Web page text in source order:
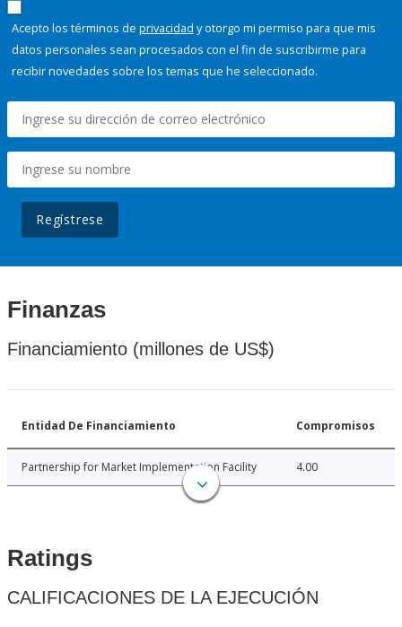
Acepto los términos de privacidad y otorgo mi permiso para que mis
datos personales sean procesados con el fin de suscribirme para
recibir novedades sobre los temas que he seleccionado.
Regístrese
Finanzas
Financiamiento (millones de US$)
Entidad De Financiamiento Compromisos
Partnership for Market Implementation Facility 4.00
Ratings
CALIFICACIONES DE LA EJECUCIÓN